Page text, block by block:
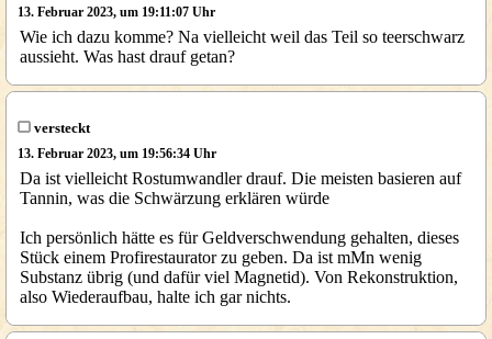
13. Februar 2023, um 19:11:07 Uhr
Wie ich dazu komme? Na vielleicht weil das Teil so teerschwarz
aussieht. Was hast drauf getan?
versteckt
13. Februar 2023, um 19:56:34 Uhr
Da ist vielleicht Rostumwandler drauf. Die meisten basieren auf
Tannin, was die Schwärzung erklären würde
Ich persönlich hätte es für Geldverschwendung gehalten, dieses
Stück einem Profirestaurator zu geben. Da ist mMn wenig
Substanz übrig (und dafür viel Magnetid). Von Rekonstruktion,
also Wiederaufbau, halte ich gar nichts.